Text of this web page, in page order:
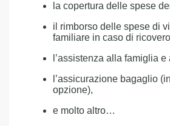
la copertura delle spese
il rimborso delle spese di
familiare in caso di
l’assistenza alla famiglia e
l’assicurazione bagaglio
opzione),
e molto altro…